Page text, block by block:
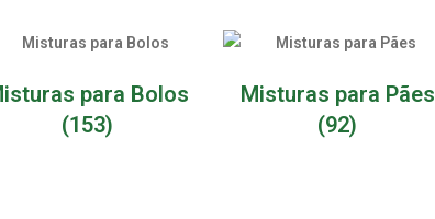
para Bolos
(153)
Misturas para Pães
(92)